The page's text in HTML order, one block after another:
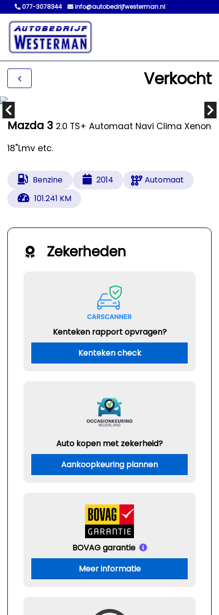
077-3078344 info@autobedrijfwesterman.nl
Verkocht
Mazda 3 2.0 TS+ Automaat Navi Clima Xenon
18"Lmv etc.
Benzine 2014
Automaat
101.241 KM
Zekerheden
Kenteken rapport opvragen?
Kenteken check
Auto kopen met zekerheid?
Aankoopkeuring plannen
BOVAG garantie
Meer informatie